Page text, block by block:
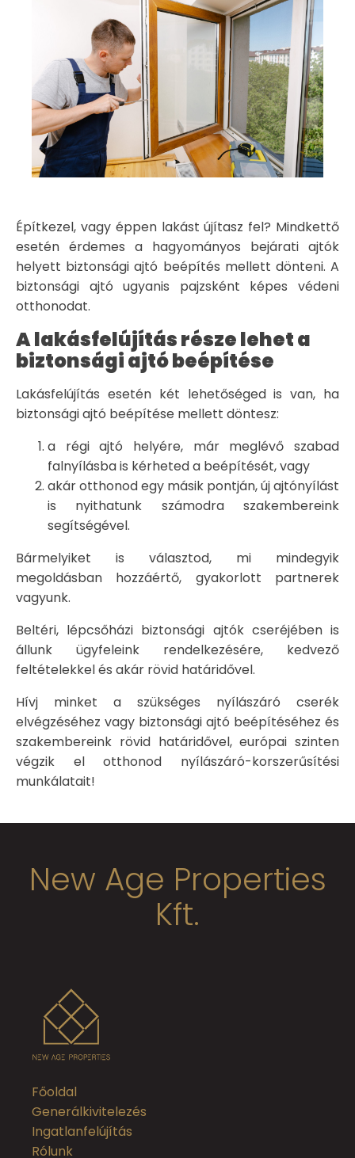
Építkezel, vagy éppen lakást újítasz fel? Mindkettő
esetén érdemes a hagyományos bejárati ajtók
helyett biztonsági ajtó beépítés mellett dönteni. A
biztonsági ajtó ugyanis pajzsként képes védeni
otthonodat.
A lakásfelújítás része lehet a
biztonsági ajtó beépítése
Lakásfelújítás esetén két lehetőséged is van, ha
biztonsági ajtó beépítése mellett döntesz:
a régi ajtó helyére, már meglévő szabad
falnyílásba is kérheted a beépítését, vagy
akár otthonod egy másik pontján, új ajtónyílást
is nyithatunk számodra szakembereink
segítségével.
Bármelyiket is választod, mi mindegyik
megoldásban hozzáértő, gyakorlott partnerek
vagyunk.
Beltéri, lépcsőházi biztonsági ajtók cseréjében is
állunk ügyfeleink rendelkezésére, kedvező
feltételekkel és akár rövid határidővel.
Hívj minket a szükséges nyílászáró cserék
elvégzéséhez vagy biztonsági ajtó beépítéséhez és
szakembereink rövid határidővel, európai szinten
végzik el otthonod nyílászáró-korszerűsítési
munkálatait!
New Age Properties
Kft.
Főoldal
Generálkivitelezés
Ingatlanfelújítás
Rólunk